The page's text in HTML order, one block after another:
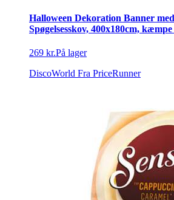
Halloween Dekoration Banner
Spøgelsesskov, 400x180cm,
269 kr.På lager
DiscoWorld Fra PriceRunner